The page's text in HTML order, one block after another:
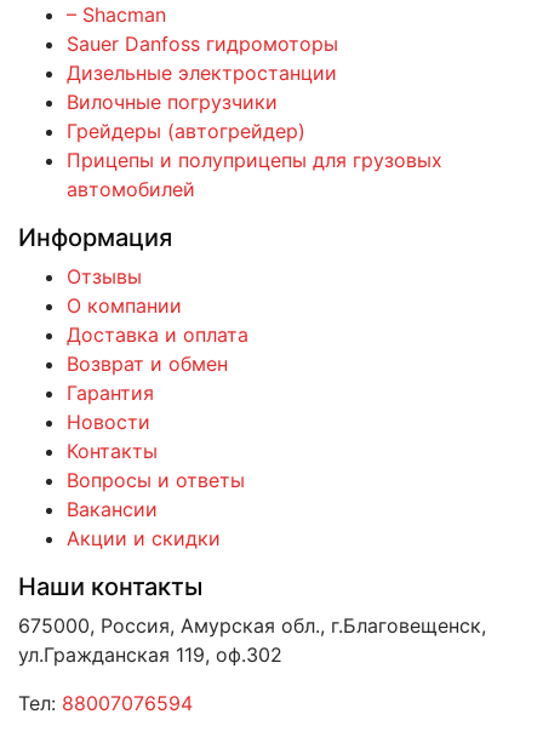
– Shacman
Sauer Danfoss гидромоторы
Дизельные электростанции
Вилочные погрузчики
Грейдеры (автогрейдер)
Прицепы и полуприцепы для грузовых
автомобилей
Информация
Отзывы
О компании
Доставка и оплата
Возврат и обмен
Гарантия
Новости
Контакты
Вопросы и ответы
Вакансии
Акции и скидки
Наши контакты
675000, Россия, Амурская обл., г.Благовещенск,
ул.Гражданская 119, оф.302
Тел: 88007076594